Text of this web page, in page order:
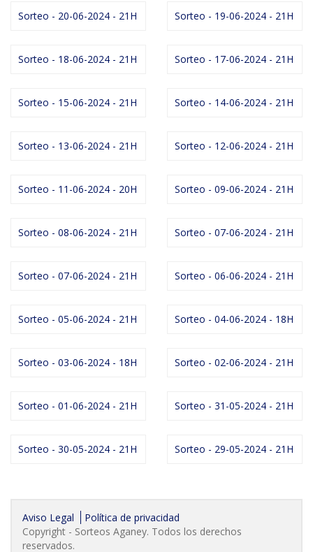
Sorteo - 20-06-2024 - 21H Sorteo - 19-06-2024 - 21H
Sorteo - 18-06-2024 - 21H Sorteo - 17-06-2024 - 21H
Sorteo - 15-06-2024 - 21H Sorteo - 14-06-2024 - 21H
Sorteo - 13-06-2024 - 21H Sorteo - 12-06-2024 - 21H
Sorteo - 11-06-2024 - 20H Sorteo - 09-06-2024 - 21H
Sorteo - 08-06-2024 - 21H Sorteo - 07-06-2024 - 21H
Sorteo - 07-06-2024 - 21H Sorteo - 06-06-2024 - 21H
Sorteo - 05-06-2024 - 21H Sorteo - 04-06-2024 - 18H
Sorteo - 03-06-2024 - 18H Sorteo - 02-06-2024 - 21H
Sorteo - 01-06-2024 - 21H Sorteo - 31-05-2024 - 21H
Sorteo - 30-05-2024 - 21H Sorteo - 29-05-2024 - 21H
Aviso Legal
Política de privacidad
Copyright - Sorteos Aganey. Todos los derechos
reservados.